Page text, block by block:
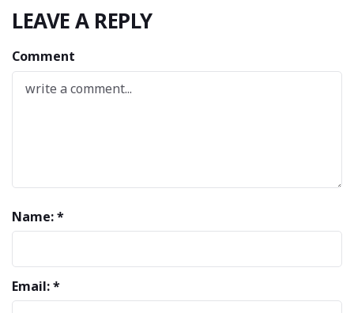
LEAVE A REPLY
Comment
Name: *
Email: *